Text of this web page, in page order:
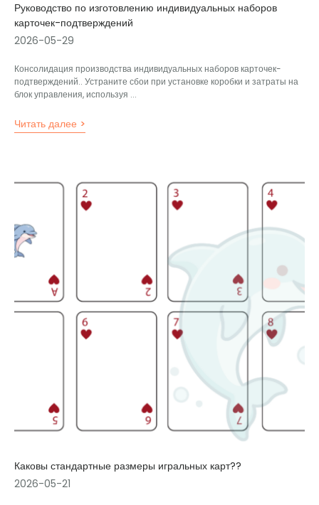
Руководство по изготовлению индивидуальных наборов
карточек-подтверждений
2026-05-29
Консолидация производства индивидуальных наборов карточек-
подтверждений.. Устраните сбои при установке коробки и затраты на
блок управления, используя ...
Читать далее >
Каковы стандартные размеры игральных карт??
2026-05-21